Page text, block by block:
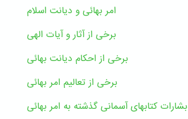
امر بهائی و دیانت اسلام
برخی از آثار و آیات الهی
برخی از احکام دیانت بهائی
برخی از تعالیم امر بهائی
بشارات کتابهای آسمانی گذشته به امر بهائی